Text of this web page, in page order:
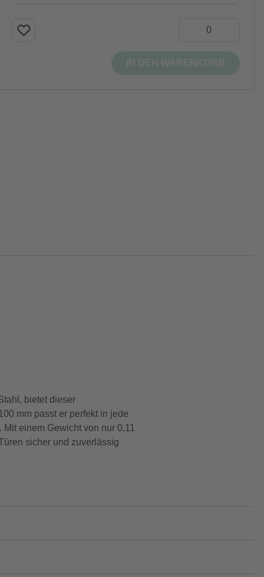
bietet dieser
mm passt er perfekt in jede
einem Gewicht von nur 0,11
sicher und zuverlässig